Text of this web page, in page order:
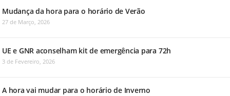
Mudança da hora para o horário de Verão
27 de Março, 2026
UE e GNR aconselham kit de emergência para 72h
3 de Fevereiro, 2026
A hora vai mudar para o horário de Inverno